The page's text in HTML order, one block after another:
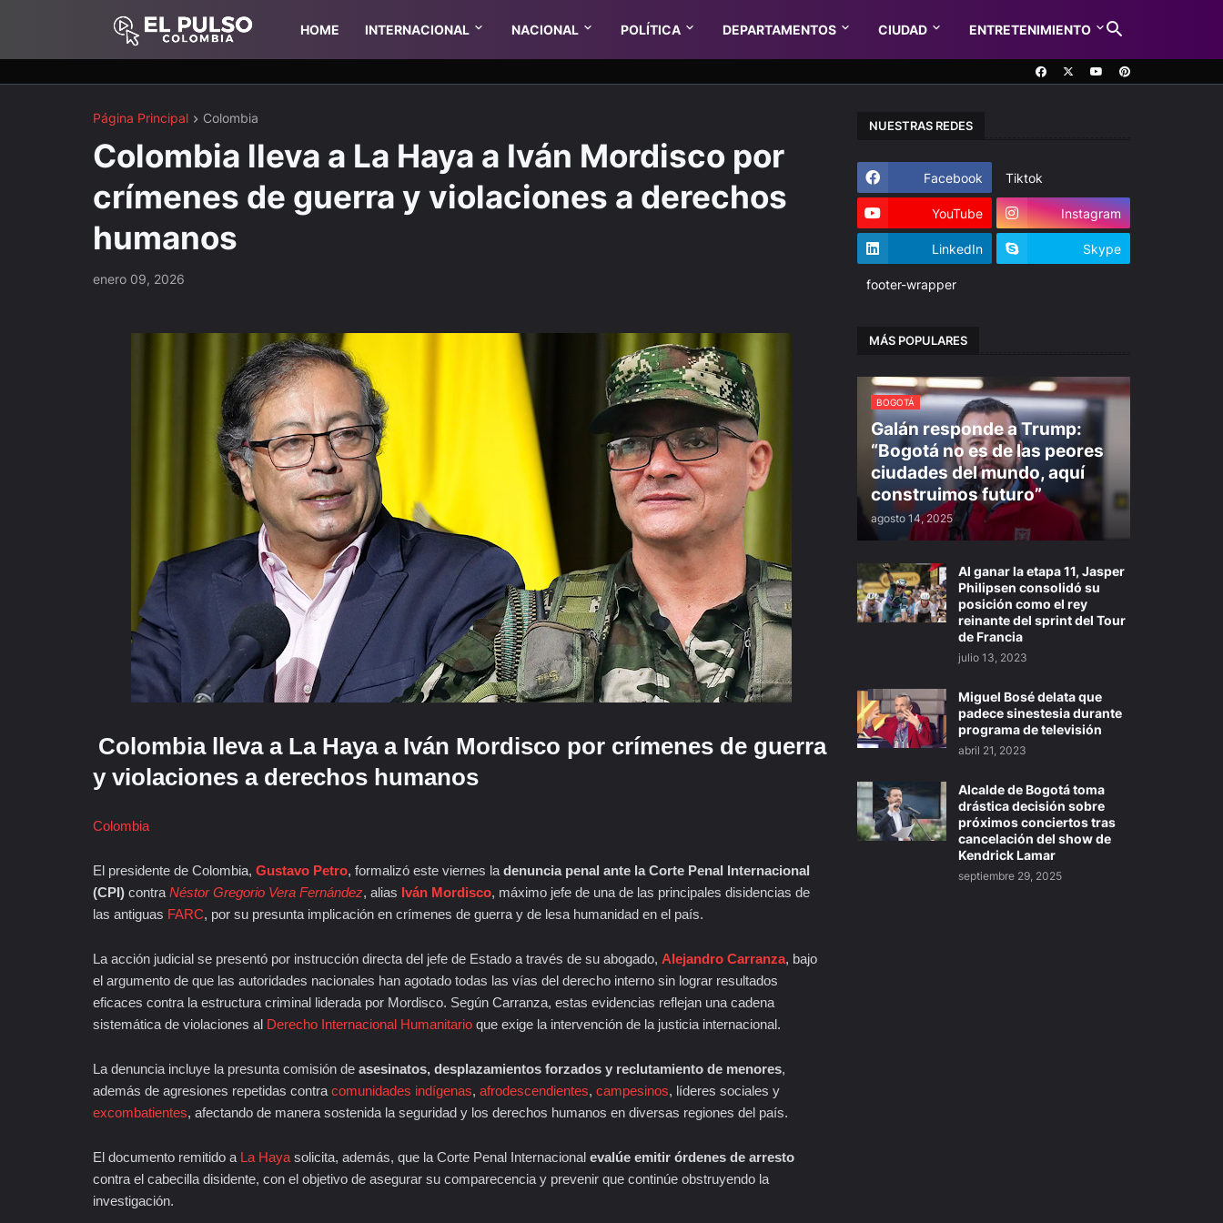
HOME INTERNACIONAL NACIONAL POLÍTICA DEPARTAMENTOS CIUDAD ENTRETENIMIENTO
Página Principal Colombia
Colombia lleva a La Haya a Iván Mordisco por
crímenes de guerra y violaciones a derechos
humanos
enero 09, 2026
Colombia lleva a La Haya a Iván Mordisco por crímenes de guerra
y violaciones a derechos humanos
Colombia
El presidente de Colombia, Gustavo Petro, formalizó este viernes la denuncia penal ante la Corte Penal Internacional
(CPI) contra Néstor Gregorio Vera Fernández, alias Iván Mordisco, máximo jefe de una de las principales disidencias de
las antiguas FARC, por su presunta implicación en crímenes de guerra y de lesa humanidad en el país.
La acción judicial se presentó por instrucción directa del jefe de Estado a través de su abogado, Alejandro Carranza, bajo
el argumento de que las autoridades nacionales han agotado todas las vías del derecho interno sin lograr resultados
eficaces contra la estructura criminal liderada por Mordisco. Según Carranza, estas evidencias reflejan una cadena
sistemática de violaciones al Derecho Internacional Humanitario que exige la intervención de la justicia internacional.
La denuncia incluye la presunta comisión de asesinatos, desplazamientos forzados y reclutamiento de menores,
además de agresiones repetidas contra comunidades indígenas, afrodescendientes, campesinos, líderes sociales y
excombatientes, afectando de manera sostenida la seguridad y los derechos humanos en diversas regiones del país.
El documento remitido a La Haya solicita, además, que la Corte Penal Internacional evalúe emitir órdenes de arresto
contra el cabecilla disidente, con el objetivo de asegurar su comparecencia y prevenir que continúe obstruyendo la
investigación.
NUESTRAS REDES
Facebook Tiktok
YouTube Instagram
LinkedIn Skype
footer-wrapper
MÁS POPULARES
BOGOTÁ
Galán responde a Trump:
“Bogotá no es de las peores
ciudades del mundo, aquí
construimos futuro”
agosto 14, 2025
Al ganar la etapa 11, Jasper
Philipsen consolidó su
posición como el rey
reinante del sprint del Tour
de Francia
julio 13, 2023
Miguel Bosé delata que
padece sinestesia durante
programa de televisión
abril 21, 2023
Alcalde de Bogotá toma
drástica decisión sobre
próximos conciertos tras
cancelación del show de
Kendrick Lamar
septiembre 29, 2025